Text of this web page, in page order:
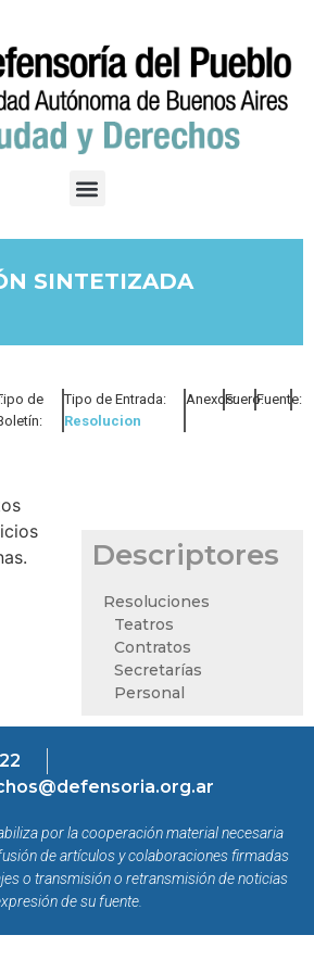
SINTETIZADA
de
Tipo de Entrada:
Resolucion
Anexos:Fuero:Fuente:
Descriptores
Resoluciones
Teatros
Contratos
Secretarías
Personal
por la cooperación material necesaria
de artículos y colaboraciones firmadas
o transmisión o retransmisión de noticias
de su fuente.